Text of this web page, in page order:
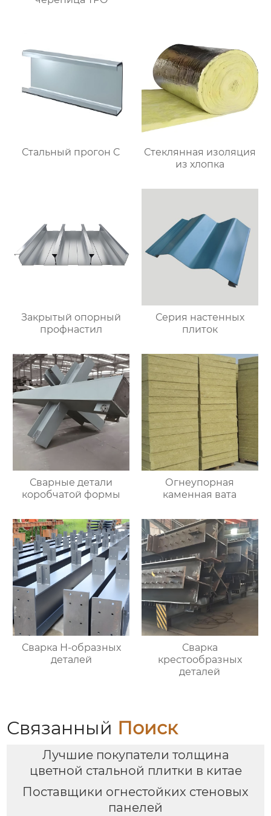
Стальный прогон C
Стеклянная изоляция
из хлопка
Закрытый опорный
профнастил
Серия настенных
плиток
Сварные детали
коробчатой формы
Огнеупорная
каменная вата
Сварка Н-образных
деталей
Сварка
крестообразных
деталей
Связанный Поиск
Лучшие покупатели толщина
цветной стальной плитки в китае
Поставщики огнестойких стеновых
панелей